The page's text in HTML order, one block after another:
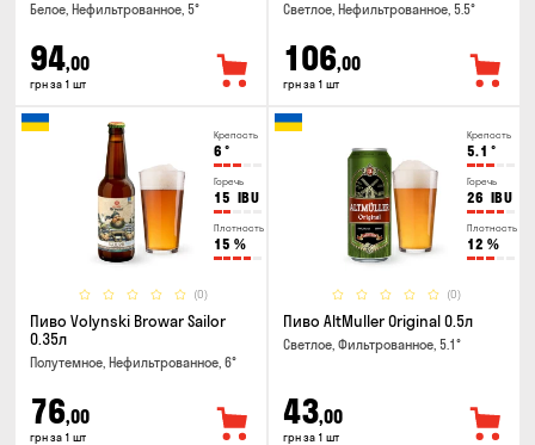
Белое, Нефильтрованное, 5°
94,00
грн за 1 шт
Светлое, Нефильтрованное, 5.5°
106,00
грн за 1 шт
Крепость
6 °
Горечь
15 IBU
Плотность
15 %
(0)
Пиво Volynski Browar Sailor
0.35л
Полутемное, Нефильтрованное, 6°
76,00
грн за 1 шт
Крепость
5.1 °
Горечь
26 IBU
Плотность
12 %
(0)
Пиво AltMuller Original 0.5л
Светлое, Фильтрованное, 5.1°
43,00
грн за 1 шт